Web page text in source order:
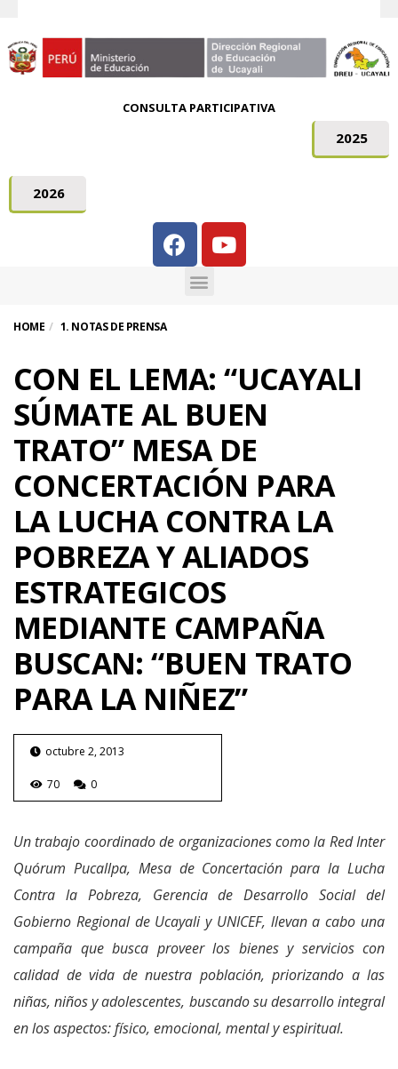
CONSULTA PARTICIPATIVA
2025
2026
HOME 1. NOTAS DE PRENSA
CON EL LEMA: “UCAYALI
SÚMATE AL BUEN
TRATO” MESA DE
CONCERTACIÓN PARA
LA LUCHA CONTRA LA
POBREZA Y ALIADOS
ESTRATEGICOS
MEDIANTE CAMPAÑA
BUSCAN: “BUEN TRATO
PARA LA NIÑEZ”
octubre 2, 2013
70 0
Un trabajo coordinado de organizaciones como la Red Inter
Quórum Pucallpa, Mesa de Concertación para la Lucha
Contra la Pobreza, Gerencia de Desarrollo Social del
Gobierno Regional de Ucayali y UNICEF, llevan a cabo una
campaña que busca proveer los bienes y servicios con
calidad de vida de nuestra población, priorizando a las
niñas, niños y adolescentes, buscando su desarrollo integral
en los aspectos: físico, emocional, mental y espiritual.